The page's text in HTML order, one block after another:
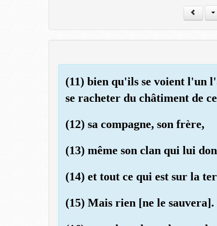
(11) bien qu'ils se voient
se racheter du châtiment de
(12) sa compagne, son frère,
(13) même son clan qui lui
(14) et tout ce qui est sur la
(15) Mais rien [ne le